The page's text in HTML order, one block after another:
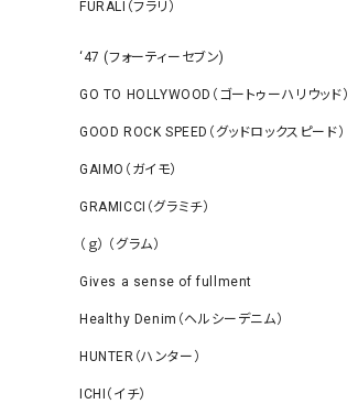
FURALI（フラリ）
‘47 (フォーティーセブン)
GO TO HOLLYWOOD（ゴートゥーハリウッド）
GOOD ROCK SPEED（グッドロックスピード）
GAIMO（ガイモ）
GRAMICCI（グラミチ）
（ｇ） （グラム）
Gives a sense of fullment
Healthy Denim（ヘルシーデニム）
HUNTER（ハンター）
ICHI（イチ）